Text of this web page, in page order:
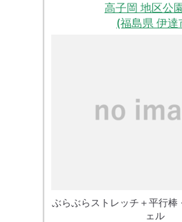
高子岡 地区公
(福島県 伊達
ぶらぶらストレッチ＋平行棒
ェル